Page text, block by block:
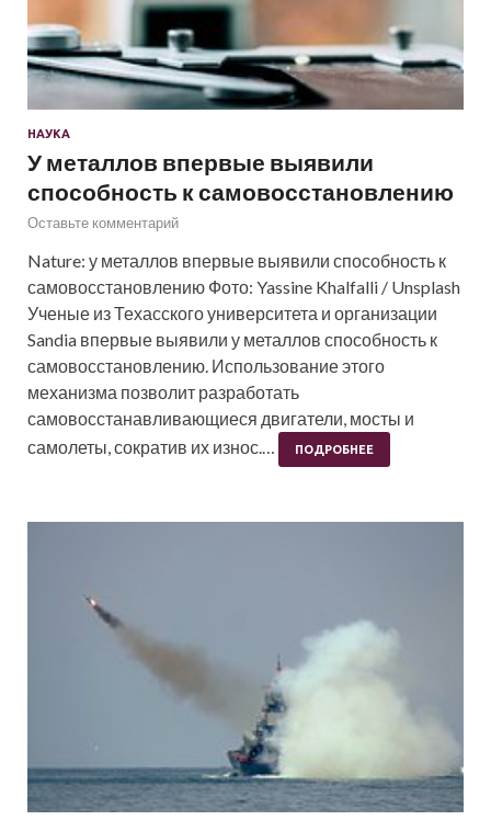
НАУКА
У металлов впервые выявили
способность к самовосстановлению
Оставьте комментарий
Nature: у металлов впервые выявили способность к
самовосстановлению Фото: Yassine Khalfalli / Unsplash
Ученые из Техасского университета и организации
Sandia впервые выявили у металлов способность к
самовосстановлению. Использование этого
механизма позволит разработать
самовосстанавливающиеся двигатели, мосты и
самолеты, сократив их износ.…
ПОДРОБНЕЕ